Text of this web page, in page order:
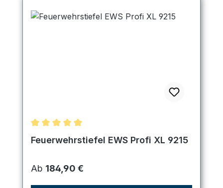
Durchschnittliche Bewertung von 5 von 5 Sternen
Feuerwehrstiefel EWS Profi XL 9215
Regulärer Preis:
Ab 184,90 €